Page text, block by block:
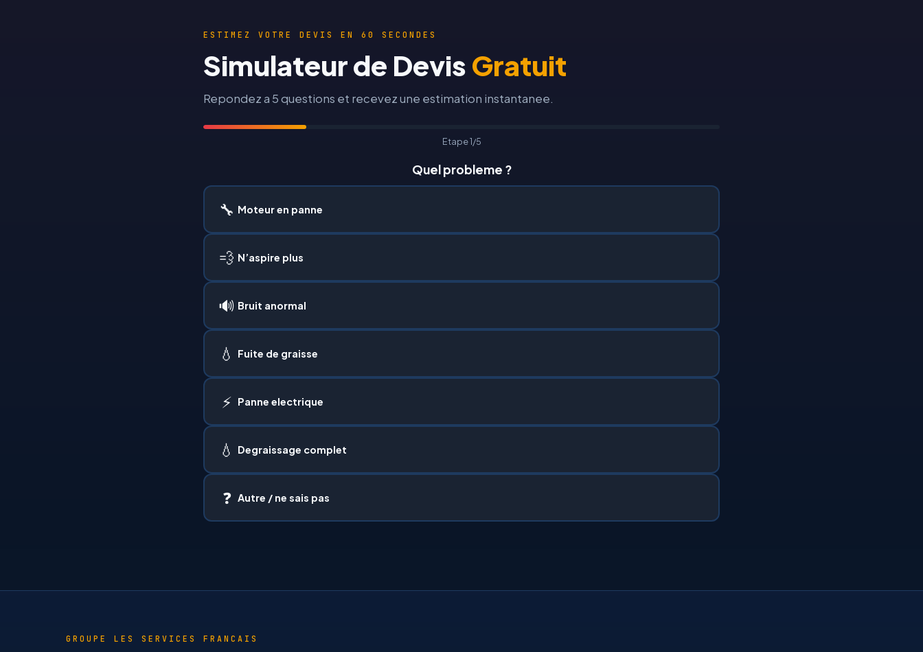
ESTIMEZ VOTRE DEVIS EN 60 SECONDES
Simulateur de DevisGratuit
Repondez a 5 questions et recevez une estimation instantanee.
Etape 1/5
Quel probleme ?
🔧 Moteur en panne
💨 N’aspire plus
🔊 Bruit anormal
💧 Fuite de graisse
⚡ Panne electrique
💧 Degraissage complet
❓ Autre / ne sais pas
GROUPE LES SERVICES FRANCAIS